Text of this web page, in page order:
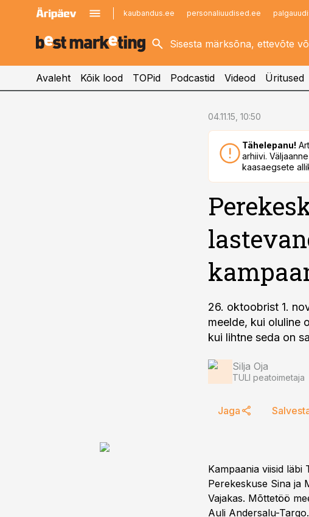
kaubandus.ee personaliuudised.ee
kinnisvarauudised.ee
logistikauudised.ee
imelineajalugu.ee
Avaleht Kõik lood TOPid Podcastid Videod Üritused
04.11.15, 10:50
Tähelepanu!
arhiivi.
kaasaegsete
26. oktoobrist 1.
meelde, kui oluline
kui lihtne seda on
Silja Oja
TULI peatoimetaja
Jaga
Kampaania viisid
Perekeskuse Sina ja
Vajakas. Mõttetöö
Auli Andersalu-Targo.